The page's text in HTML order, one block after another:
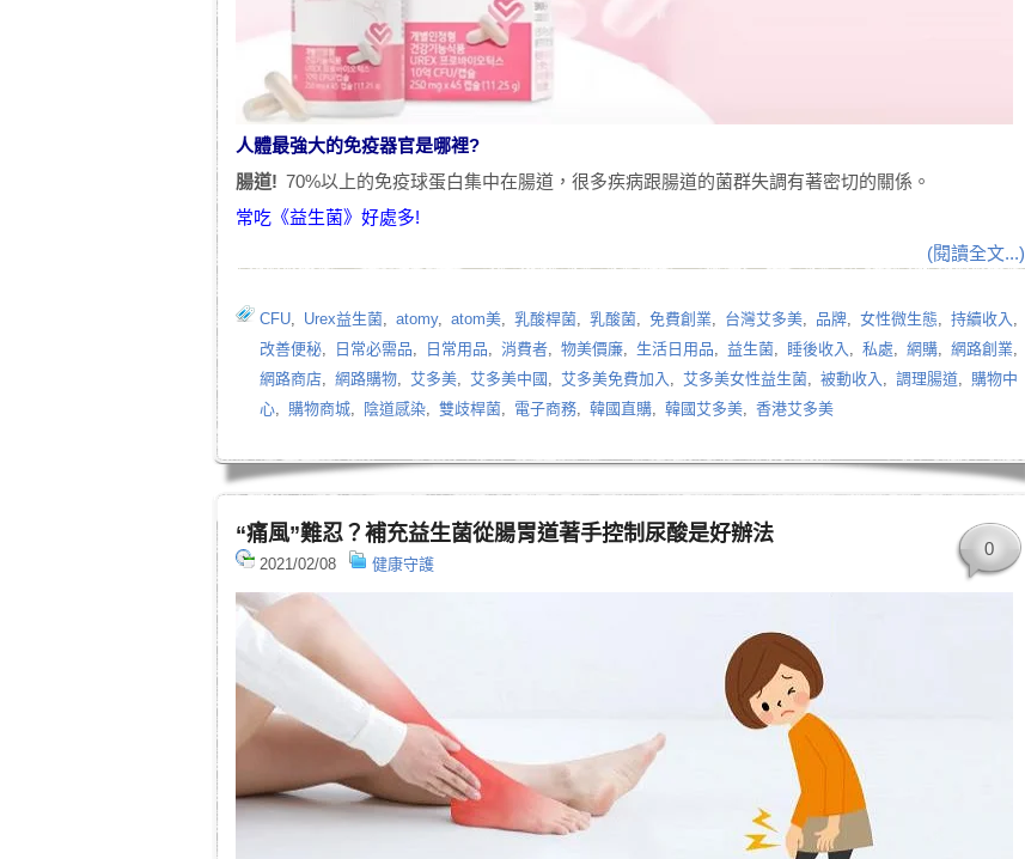
人體最強大的免疫器官是哪裡?
腸道! 70%以上的免疫球蛋白集中在腸道，很多疾病跟腸道的菌群失調有著密切的關係。
常吃《益生菌》好處多!
(閱讀全文...)
CFU, Urex益生菌, atomy, atom美, 乳酸桿菌, 乳酸菌, 免費創業, 台灣艾多美, 品牌, 女性微生態, 持續收入 ,
改善便秘, 日常必需品, 日常用品, 消費者, 物美價廉, 生活日用品, 益生菌, 睡後收入 , 私處, 網購, 網路創業,
網路商店, 網路購物, 艾多美, 艾多美中國 , 艾多美免費加入 , 艾多美女性益生菌, 被動收入 , 調理腸道, 購物中
心, 購物商城, 陰道感染, 雙歧桿菌, 電子商務, 韓國直購, 韓國艾多美, 香港艾多美
“痛風”難忍？補充益生菌從腸胃道著手控制尿酸是好辦法
2021/02/08 健康守護
0